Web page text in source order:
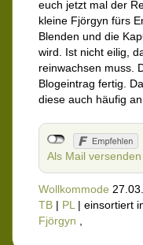
euch jetzt mal der
kleine Fjörgyn fürs
Blenden und die
wird. Ist nicht eilig,
reinwachsen muss.
Blogeintrag fertig.
diese auch häufig
Als Mail versenden
Wollkommode
TB | PL| einsortiert
Fjörgyn ,